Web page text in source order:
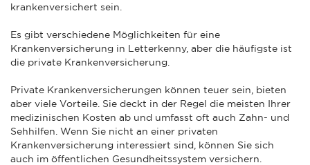
krankenversichert sein.
Es gibt verschiedene Möglichkeiten für eine
Krankenversicherung in Letterkenny, aber die häufigste ist
die private Krankenversicherung.
Private Krankenversicherungen können teuer sein, bieten
aber viele Vorteile. Sie deckt in der Regel die meisten Ihrer
medizinischen Kosten ab und umfasst oft auch Zahn- und
Sehhilfen. Wenn Sie nicht an einer privaten
Krankenversicherung interessiert sind, können Sie sich
auch im öffentlichen Gesundheitssystem versichern.